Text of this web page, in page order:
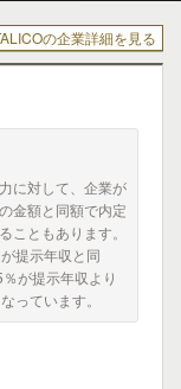
の企業詳細を見る
に対して、企業が
金額と同額で内定
こともあります。
提示年収と同
が提示年収より
っています。